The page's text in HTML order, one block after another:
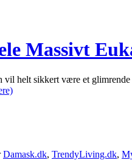
Massivt
helt sikkert være et
Damask.dk, TrendyLiving.dk,